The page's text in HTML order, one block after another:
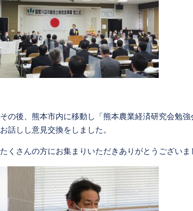
その後、熊本市内に移動し「熊本農業経済研究会勉
お話しし意見交換をしました。
たくさんの方にお集まりいただきありがとうございま